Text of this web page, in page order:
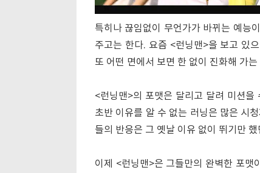
특히나 끊임없이 무언가가 바뀌는 예능
주고는 한다. 요즘 <런닝맨>을 보고 있
또 어떤 면에서 보면 한 없이 진화해 가
<런닝맨>의 포맷은 달리고 달려 미션
초반 이유를 알 수 없는 러닝은 많은 시
들의 반응은 그 옛날 이유 없이 뛰기만
이제 <런닝맨>은 그들만의 완벽한 포맷